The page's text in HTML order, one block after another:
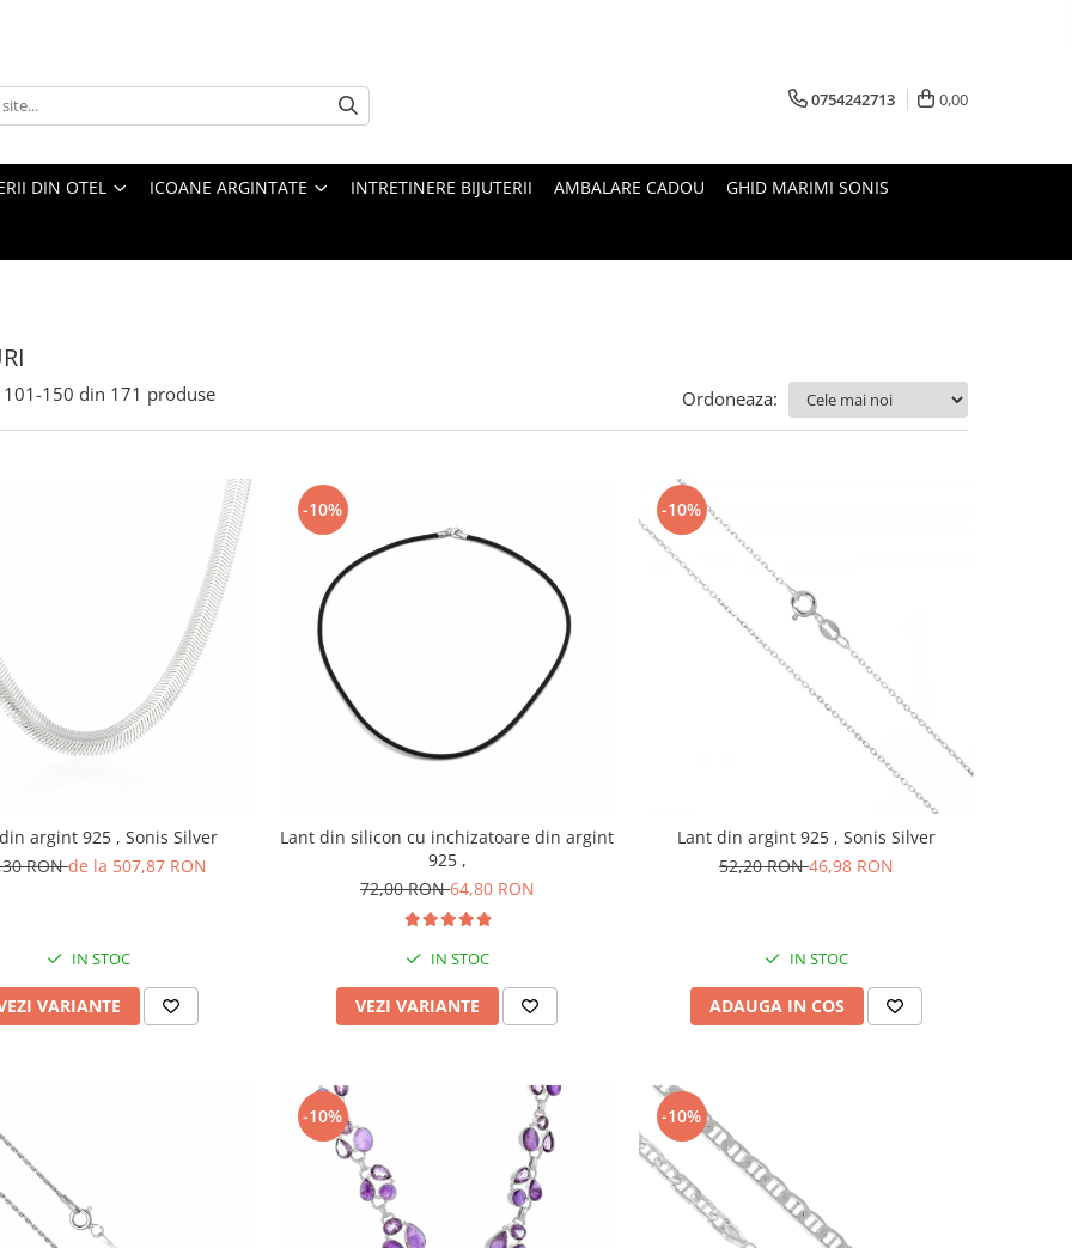
0754242713 0,00
DIN OTEL ICOANE ARGINTATE INTRETINERE BIJUTERII AMBALARE CADOU GHID MARIMI SONIS
101-150 din 171 produse Ordoneaza:
argint 925 , Sonis Silver
RONde la 507,87 RON
IN STOC
VARIANTE
-10%
Lant din silicon cu inchizatoare din argint
925 ,
72,00 RON64,80 RON
IN STOC
VEZI VARIANTE
-10%
Lant din argint 925 , Sonis Silver
52,20 RON46,98 RON
IN STOC
ADAUGA IN COS
-10% -10%